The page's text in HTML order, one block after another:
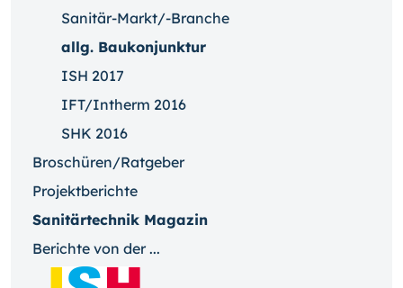
Sanitär-Markt/-Branche
allg. Baukonjunktur
ISH 2017
IFT/Intherm 2016
SHK 2016
Broschüren/Ratgeber
Projektberichte
Sanitärtechnik Magazin
Berichte von der ...